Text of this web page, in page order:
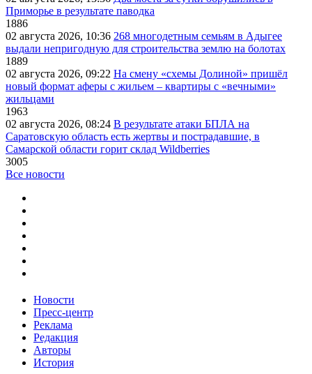
Приморье в результате паводка
1886
02 августа 2026, 10:36 268 многодетным семьям в Адыгее
выдали непригодную для строительства землю на болотах
1889
02 августа 2026, 09:22 На смену «схемы Долиной» пришёл
новый формат аферы с жильем – квартиры с «вечными»
жильцами
1963
02 августа 2026, 08:24 В результате атаки БПЛА на
Саратовскую область есть жертвы и пострадавшие, в
Самарской области горит склад Wildberries
3005
Все новости
Новости
Пресс-центр
Реклама
Редакция
Авторы
История